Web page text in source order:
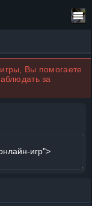
Вы помогаете
за